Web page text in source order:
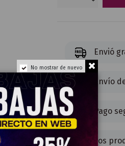
No mostrar de nuevo
Envió
Envío
Pago
Los